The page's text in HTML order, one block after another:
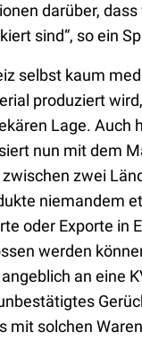
darüber,
sind“, so ein
selbst kaum
produziert
Lage. Auch
nun mit dem
zwei
niemandem
oder Exporte in
werden
an eine
mit solchen